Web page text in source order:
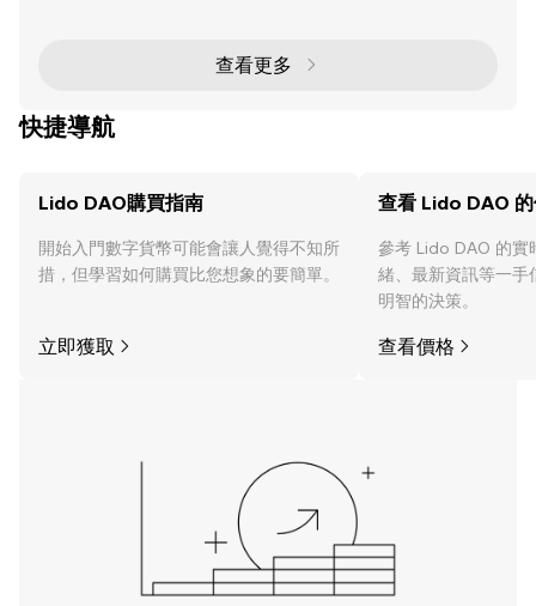
的活動以及全球採用。本篇文章深入探討 DeFi 的最新
發展、趨勢和機遇，聚焦於 AAVE、LDO 和錢包解決方
查看更多
快捷導航
Lido DAO購買指南
開始入門數字貨幣可能會讓人覺得不知所
措，但學習如何購買比您想象的要簡單。
立即獲取
查看 Lido DAO
參考 Lido DAO 的實
緒、最新資訊等一手
明智的決策。
查看價格